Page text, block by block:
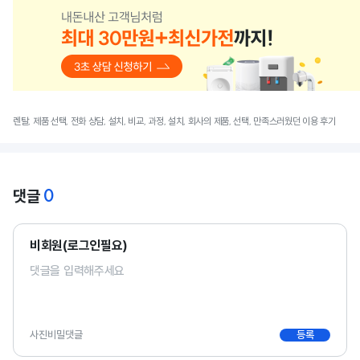
렌탈, 제품 선택, 전화 상담, 설치, 비교, 과정, 설치, 회사의 제품, 선택, 만족스러웠던 이용 후기
댓글 0
비회원(로그인필요)
사진비밀댓글 등록